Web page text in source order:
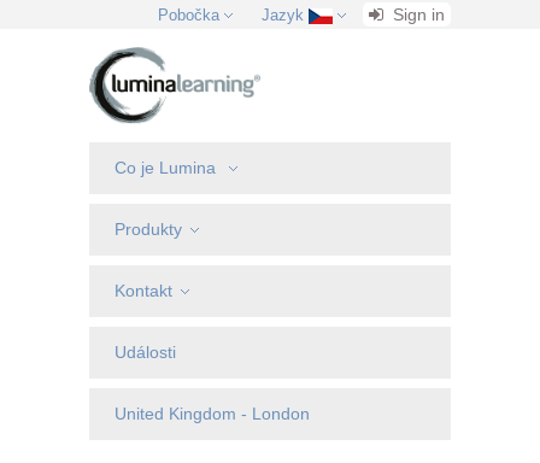
Pobočka Jazyk Sign in
Co je Lumina
Produkty
Kontakt
Události
United Kingdom - London